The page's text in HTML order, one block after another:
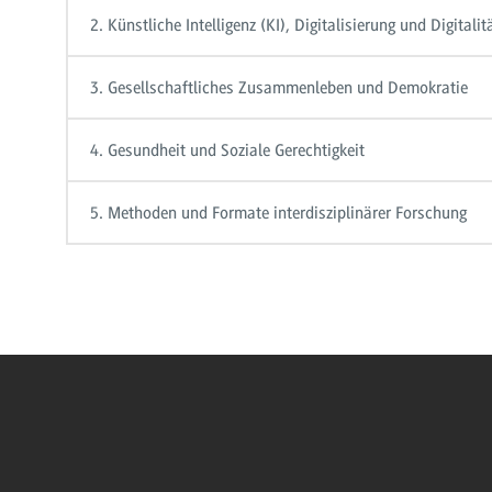
2. Künstliche Intelligenz (KI), Digitalisierung und
3. Gesellschaftliches Zusammenleben und Demokratie
4. Gesundheit und Soziale Gerechtigkeit
5. Methoden und Formate interdisziplinärer Forschung